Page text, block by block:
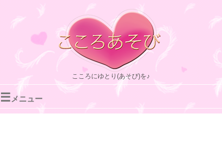
こころにゆとり(あそび)を♪
☰ メニュー